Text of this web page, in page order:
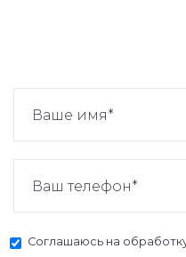
Соглашаюсь на